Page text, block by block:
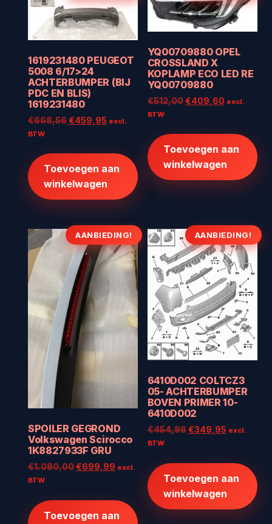
1619231480 PEUGEOT
5008 6/17>24
ACHTERBUMPER (BIJ
PDC EN BLIS)
1619231480
€668,56Oorspronkelijke
€459,95 Huidige
€459,95.
excl.
BTW
Toevoegen aan
winkelwagen
YQ00709880 OPEL
CROSSLAND X
KOPLAMP ECO LED RE
YQ00709880
€512,00 Oorspronkelijke
€409,60Huidige
€409,60.
excl.
BTW
Toevoegen aan
winkelwagen
AANBIEDING!
SPOILER GEGROND
Volkswagen Scirocco
1K8827933F GRU
€1.080,00Oorspronkelijke
€1.080,00.
€699,99 Huidige
€699,99.
excl.
BTW
Toevoegen aan
AANBIEDING!
6410D002 COLTCZ3
05- ACHTERBUMPER
BOVEN PRIMER 10-
6410D002
€454,96 Oorspronkelijke
€349,95Huidige
€349,95.
excl.
BTW
Toevoegen aan
winkelwagen